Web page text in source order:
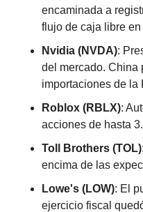
encaminada a
flujo de caja libre en
Nvidia (NVDA):
del mercado. China
importaciones de la
Roblox (RBLX):
acciones de hasta
Toll Brothers (TOL)
encima de las
Lowe's (LOW): El
ejercicio fiscal